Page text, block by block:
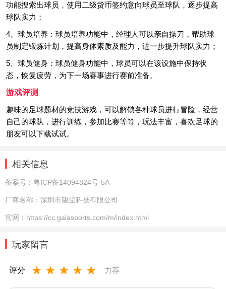
功能搜索出球员，使用二级货币签约意向球员至球队，逐步提高
球队实力；
4、球员培养：球员培养功能中，经理人可以亲自操刀，帮助球
员制定锻炼计划，提高身体素质及能力，进一步提升球队实力；
5、球员健身：球员健身功能中，球员可以在该设施中保持状
态，恢复疲劳，为下一场赛事进行赛前准备。
游戏评测
趣味的足球题材的竞技游戏，可以解锁各种球员进行冒险，经营
自己的球队，进行训练，参加比赛等等，玩法丰富，喜欢足球的
朋友可以下载试试。
相关信息
备案号： 粤ICP备14094824号-5A
厂商名称： 深圳市望尘科技有限公司
官网： https://cc.galasports.com/m/index.html
玩家留言
评分 ★ ★ ★ ★ ★ 力荐